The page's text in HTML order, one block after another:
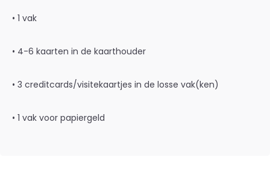
• 1 vak
• 4-6 kaarten in de kaarthouder
• 3 creditcards/visitekaartjes in de losse vak(ken)
• 1 vak voor papiergeld